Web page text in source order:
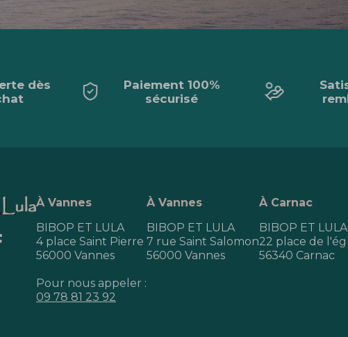
dès
Paiement 100%
sécurisé
À Vannes
BIBOP ET LULA
4 place Saint Pierre
56000 Vannes
Pour nous appeler :
09 78 81 23 92
À Vannes
BIBOP ET LULA
7 rue Saint Salomon
56000 Vannes
À Carnac
BIBOP ET LULA
22 place de
56340 Carnac